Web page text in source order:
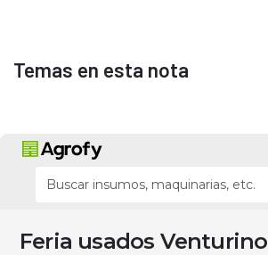
Temas en esta nota
Feria usados Venturino